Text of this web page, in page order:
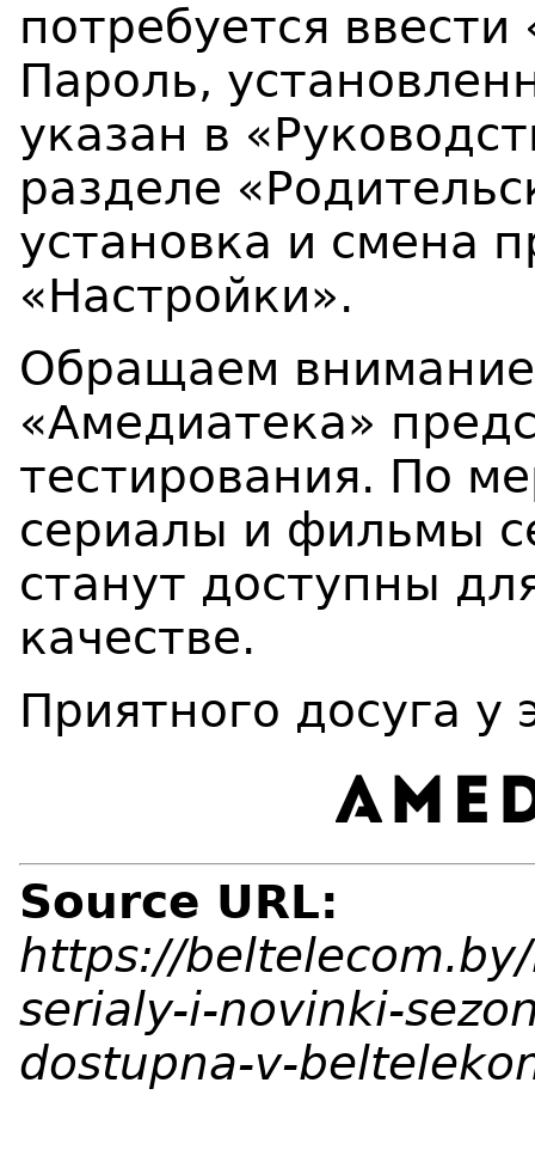
потребуется ввести
Пароль,
указан в
разделе
установка и смена
«Настройки».
Обращаем
«Амедиатека»
тестирования. По
сериалы и фильмы
станут доступны
качестве.
Приятного досуга у
Source URL:
https://
serialy-i-novinki-
dostupna-v-